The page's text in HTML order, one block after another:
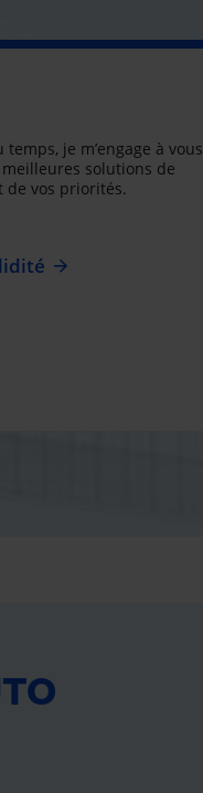
je m’engage à vous
solutions de
de vos priorités.